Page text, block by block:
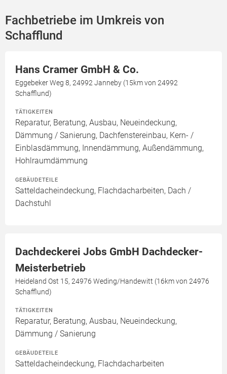
Fachbetriebe im Umkreis von
Schafflund
Hans Cramer GmbH & Co.
Eggebeker Weg 8, 24992 Janneby (15km von 24992
Schafflund)
TÄTIGKEITEN
Reparatur, Beratung, Ausbau, Neueindeckung,
Dämmung / Sanierung, Dachfenstereinbau, Kern- /
Einblasdämmung, Innendämmung, Außendämmung,
Hohlraumdämmung
GEBÄUDETEILE
Satteldacheindeckung, Flachdacharbeiten, Dach /
Dachstuhl
Dachdeckerei Jobs GmbH Dachdecker-
Meisterbetrieb
Heideland Ost 15, 24976 Weding/Handewitt (16km von 24976
Schafflund)
TÄTIGKEITEN
Reparatur, Beratung, Ausbau, Neueindeckung,
Dämmung / Sanierung
GEBÄUDETEILE
Satteldacheindeckung, Flachdacharbeiten